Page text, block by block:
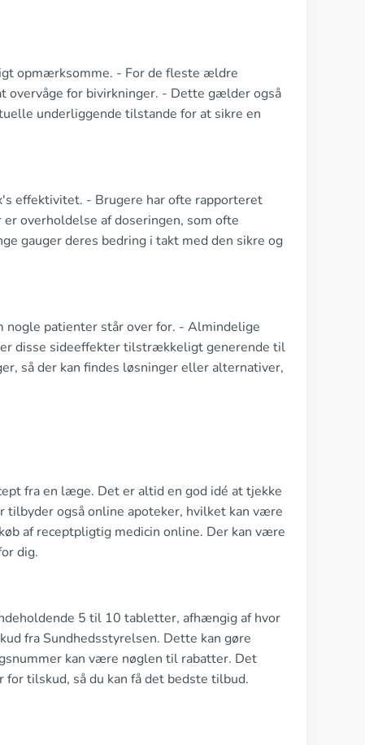
opmærksomme. - For de fleste ældre
overvåge for bivirkninger. - Dette gælder også
underliggende tilstande for at sikre en
effektivitet. - Brugere har ofte rapporteret
overholdelse af doseringen, som ofte
gauger deres bedring i takt med den sikre og
nogle patienter står over for. - Almindelige
disse sideeffekter tilstrækkeligt generende til
så der kan findes løsninger eller alternativer,
fra en læge. Det er altid en god idé at tjekke
tilbyder også online apoteker, hvilket kan være
af receptpligtig medicin online. Der kan være
dig.
5 til 10 tabletter, afhængig af hvor
fra Sundhedsstyrelsen. Dette kan gøre
kan være nøglen til rabatter. Det
tilskud, så du kan få det bedste tilbud.